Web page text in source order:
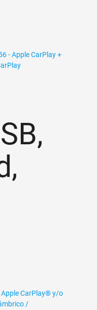
- Apple CarPlay +
Apple CarPlay® y/o
/